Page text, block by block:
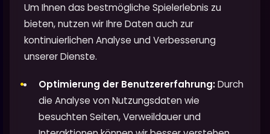
Um Ihnen das bestmögliche Spielerlebnis zu
bieten, nutzen wir Ihre Daten auch zur
kontinuierlichen Analyse und Verbesserung
unserer Dienste.
Optimierung der Benutzererfahrung:Durch
die Analyse von Nutzungsdaten wie
besuchten Seiten, Verweildauer und